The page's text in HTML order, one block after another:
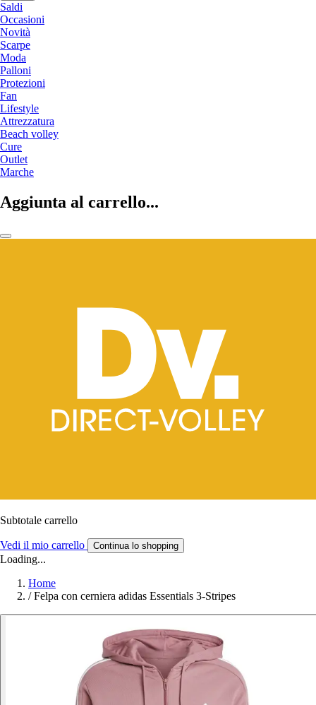
Saldi
Occasioni
Novità
Scarpe
Moda
Palloni
Protezioni
Fan
Lifestyle
Attrezzatura
Beach volley
Cure
Outlet
Marche
Aggiunta al carrello...
Subtotale carrello
Vedi il mio carrello Continua lo shopping
Loading...
Home
/ Felpa con cerniera adidas Essentials 3-Stripes